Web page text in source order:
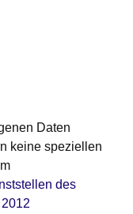
Daten
keine speziellen
des